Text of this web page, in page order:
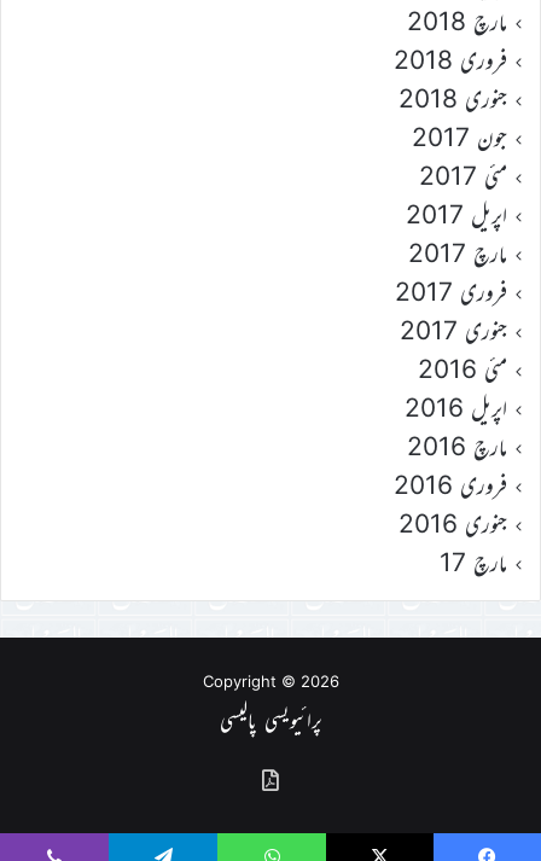
مارچ 2018
فروری 2018
جنوری 2018
جون 2017
مئی 2017
اپریل 2017
مارچ 2017
فروری 2017
جنوری 2017
مئی 2016
اپریل 2016
مارچ 2016
فروری 2016
جنوری 2016
مارچ 17
Copyright © 2026
پرائیویسی پالیسی
گذشتہ
شمارے